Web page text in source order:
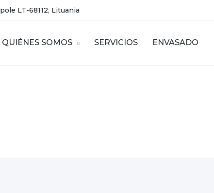
LT-68112, Lituania
QUIÉNES SOMOS SERVICIOS ENVASADO